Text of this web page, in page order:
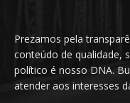
Prezamos pela
conteúdo de qualidade,
político é nosso DNA.
atender aos interesses